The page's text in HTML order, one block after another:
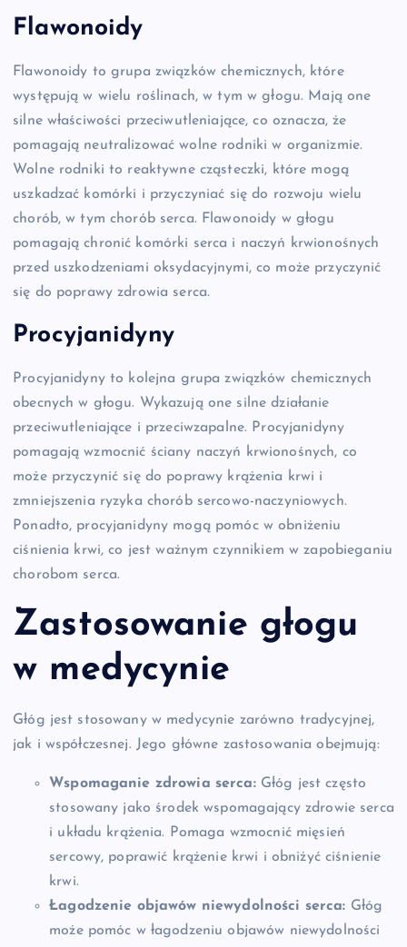
Flawonoidy
Flawonoidy to grupa związków chemicznych, które
występują w wielu roślinach, w tym w głogu. Mają one
silne właściwości przeciwutleniające, co oznacza, że
pomagają neutralizować wolne rodniki w organizmie.
Wolne rodniki to reaktywne cząsteczki, które mogą
uszkadzać komórki i przyczyniać się do rozwoju wielu
chorób, w tym chorób serca. Flawonoidy w głogu
pomagają chronić komórki serca i naczyń krwionośnych
przed uszkodzeniami oksydacyjnymi, co może przyczynić
się do poprawy zdrowia serca.
Procyjanidyny
Procyjanidyny to kolejna grupa związków chemicznych
obecnych w głogu. Wykazują one silne działanie
przeciwutleniające i przeciwzapalne. Procyjanidyny
pomagają wzmocnić ściany naczyń krwionośnych, co
może przyczynić się do poprawy krążenia krwi i
zmniejszenia ryzyka chorób sercowo-naczyniowych.
Ponadto, procyjanidyny mogą pomóc w obniżeniu
ciśnienia krwi, co jest ważnym czynnikiem w zapobieganiu
chorobom serca.
Zastosowanie głogu
w medycynie
Głóg jest stosowany w medycynie zarówno tradycyjnej,
jak i współczesnej. Jego główne zastosowania obejmują:
Wspomaganie zdrowia serca:Głóg jest często
stosowany jako środek wspomagający zdrowie serca
i układu krążenia. Pomaga wzmocnić mięsień
sercowy, poprawić krążenie krwi i obniżyć ciśnienie
krwi.
Łagodzenie objawów niewydolności serca: Głóg
może pomóc w łagodzeniu objawów niewydolności